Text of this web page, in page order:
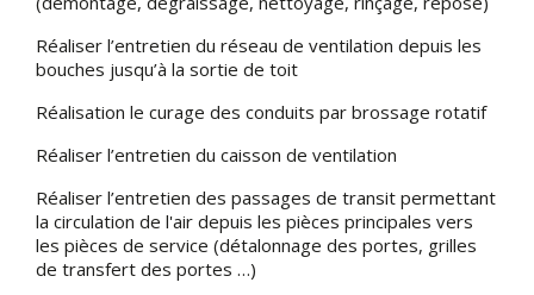
Réaliser l’entretien du réseau de ventilation depuis les
bouches jusqu’à la sortie de toit
Réalisation le curage des conduits par brossage rotatif
Réaliser l’entretien du caisson de ventilation
Réaliser l’entretien des passages de transit permettant
la circulation de l'air depuis les pièces principales vers
les pièces de service (détalonnage des portes, grilles
de transfert des portes …)